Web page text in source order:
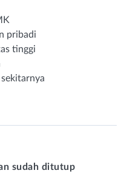
pribadi
tinggi
sudah ditutup